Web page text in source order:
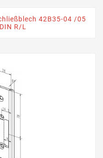
42B35-04 /05
R/L